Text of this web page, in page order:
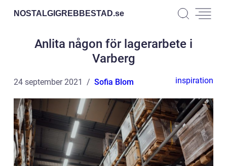
NOSTALGIGREBBESTAD.se
Anlita någon för lagerarbete i
Varberg
24 september 2021 Sofia Blom inspiration